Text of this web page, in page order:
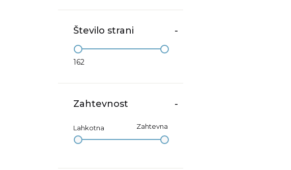
Število strani -
162
Zahtevnost -
Lahkotna Zahtevna